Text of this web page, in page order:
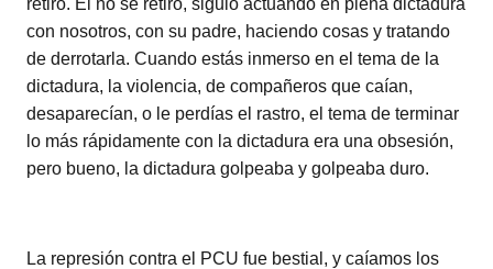
con nosotros, con su padre, haciendo cosas y tratando
de derrotarla. Cuando estás inmerso en el tema de la
dictadura, la violencia, de compañeros que caían,
desaparecían, o le perdías el rastro, el tema de terminar
lo más rápidamente con la dictadura era una obsesión,
pero bueno, la dictadura golpeaba y golpeaba duro.
La represión contra el PCU fue bestial, y caíamos los